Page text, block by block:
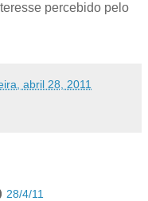
percebido pelo
abril 28, 2011
28/4/11